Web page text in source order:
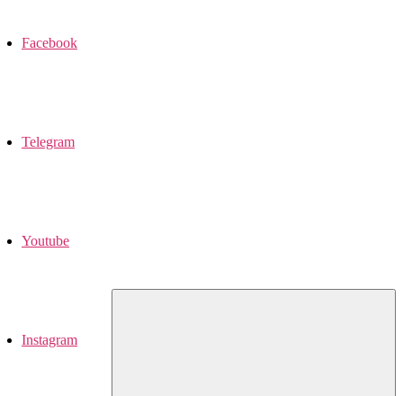
Facebook
Telegram
Youtube
Instagram